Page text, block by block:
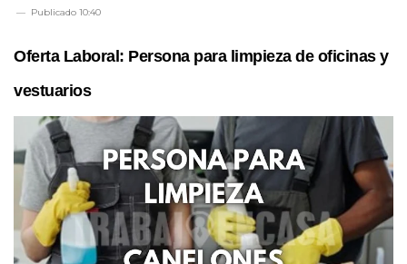
Publicado 10:40
Oferta Laboral: Persona para limpieza de oficinas y
vestuarios